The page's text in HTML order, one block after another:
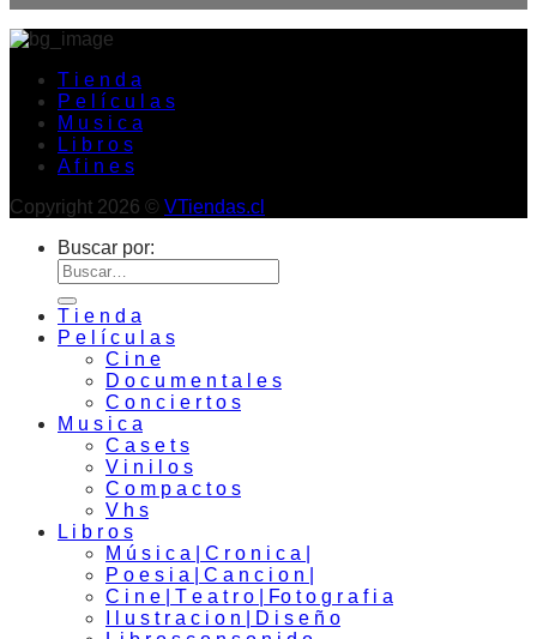
T i e n d a
P e l í c u l a s
M u s i c a
L i b r o s
A f i n e s
Copyright 2026 © VTiendas.cl
Buscar por:
T i e n d a
P e l í c u l a s
C i n e
D o c u m e n t a l e s
C o n c i e r t o s
M u s i c a
C a s e t s
V i n i l o s
C o m p a c t o s
V h s
L i b r o s
M ú s i c a | C r o n i c a |
P o e s i a | C a n c i o n |
C i n e | T e a t r o | Fo t o g r a f i a
I l u s t r a c i o n | D i s e ñ o